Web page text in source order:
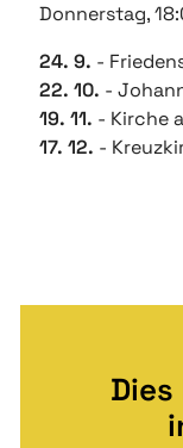
Donnerstag,
24. 9. -
22. 10. -
19. 11. - Kirche
17. 12. -